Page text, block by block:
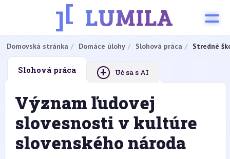
Domovská stránka Domáce úlohy Slohová práca Stredné
Slohová práca + Uč sa s AI
Význam ľudovej
slovesnosti v kultúre
slovenského národa